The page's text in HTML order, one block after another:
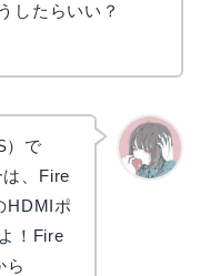
したらいい？
）で
、Fire
HDMIポ
！Fire
ら